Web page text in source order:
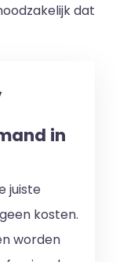
dat
in
juiste
kosten.
worden